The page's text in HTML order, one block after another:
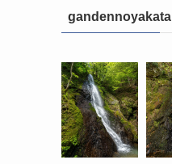
gandennoyakata